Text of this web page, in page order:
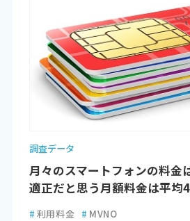
調査データ
月々のスマートフォンの料金
適正だと思う月額料金は平均
# 利用料金 # MVNO